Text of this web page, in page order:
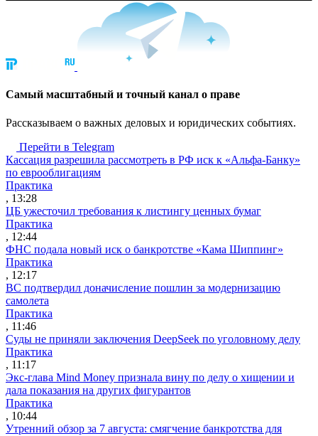
Cамый масштабный и точный канал о праве
Рассказываем о важных деловых и юридических событиях.
Перейти в Telegram
Кассация разрешила рассмотреть в РФ иск к «Альфа-Банку»
по еврооблигациям
Практика
, 13:28
ЦБ ужесточил требования к листингу ценных бумаг
Практика
, 12:44
ФНС подала новый иск о банкротстве «Кама Шиппинг»
Практика
, 12:17
ВС подтвердил доначисление пошлин за модернизацию
самолета
Практика
, 11:46
Суды не приняли заключения DeepSeek по уголовному делу
Практика
, 11:17
Экс-глава Mind Money признала вину по делу о хищении и
дала показания на других фигурантов
Практика
, 10:44
Утренний обзор за 7 августа: смягчение банкротства для